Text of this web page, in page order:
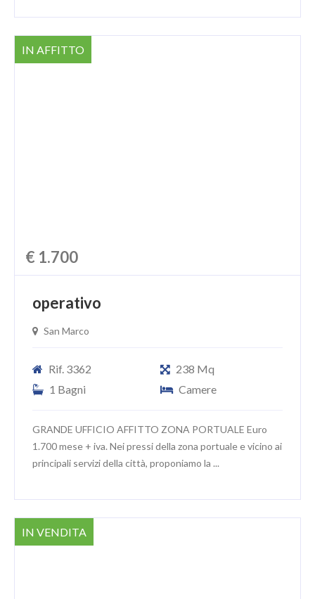
IN AFFITTO
€ 1.700
operativo
San Marco
Rif. 3362
238 Mq
1 Bagni
Camere
GRANDE UFFICIO AFFITTO ZONA PORTUALE Euro
1.700 mese + iva. Nei pressi della zona portuale e vicino ai
principali servizi della città, proponiamo la ...
IN VENDITA